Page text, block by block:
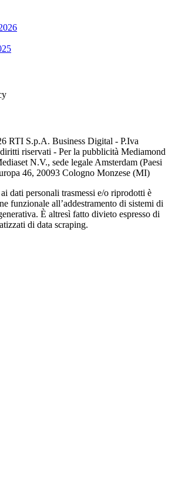
RTI S.p.A. Business Digital - P.Iva
riservati - Per la pubblicità Mediamond
N.V., sede legale Amsterdam (Paesi
46, 20093 Cologno Monzese (MI)
dati personali trasmessi e/o riprodotti è
funzionale all’addestramento di sistemi di
È altresì fatto divieto espresso di
di data scraping.